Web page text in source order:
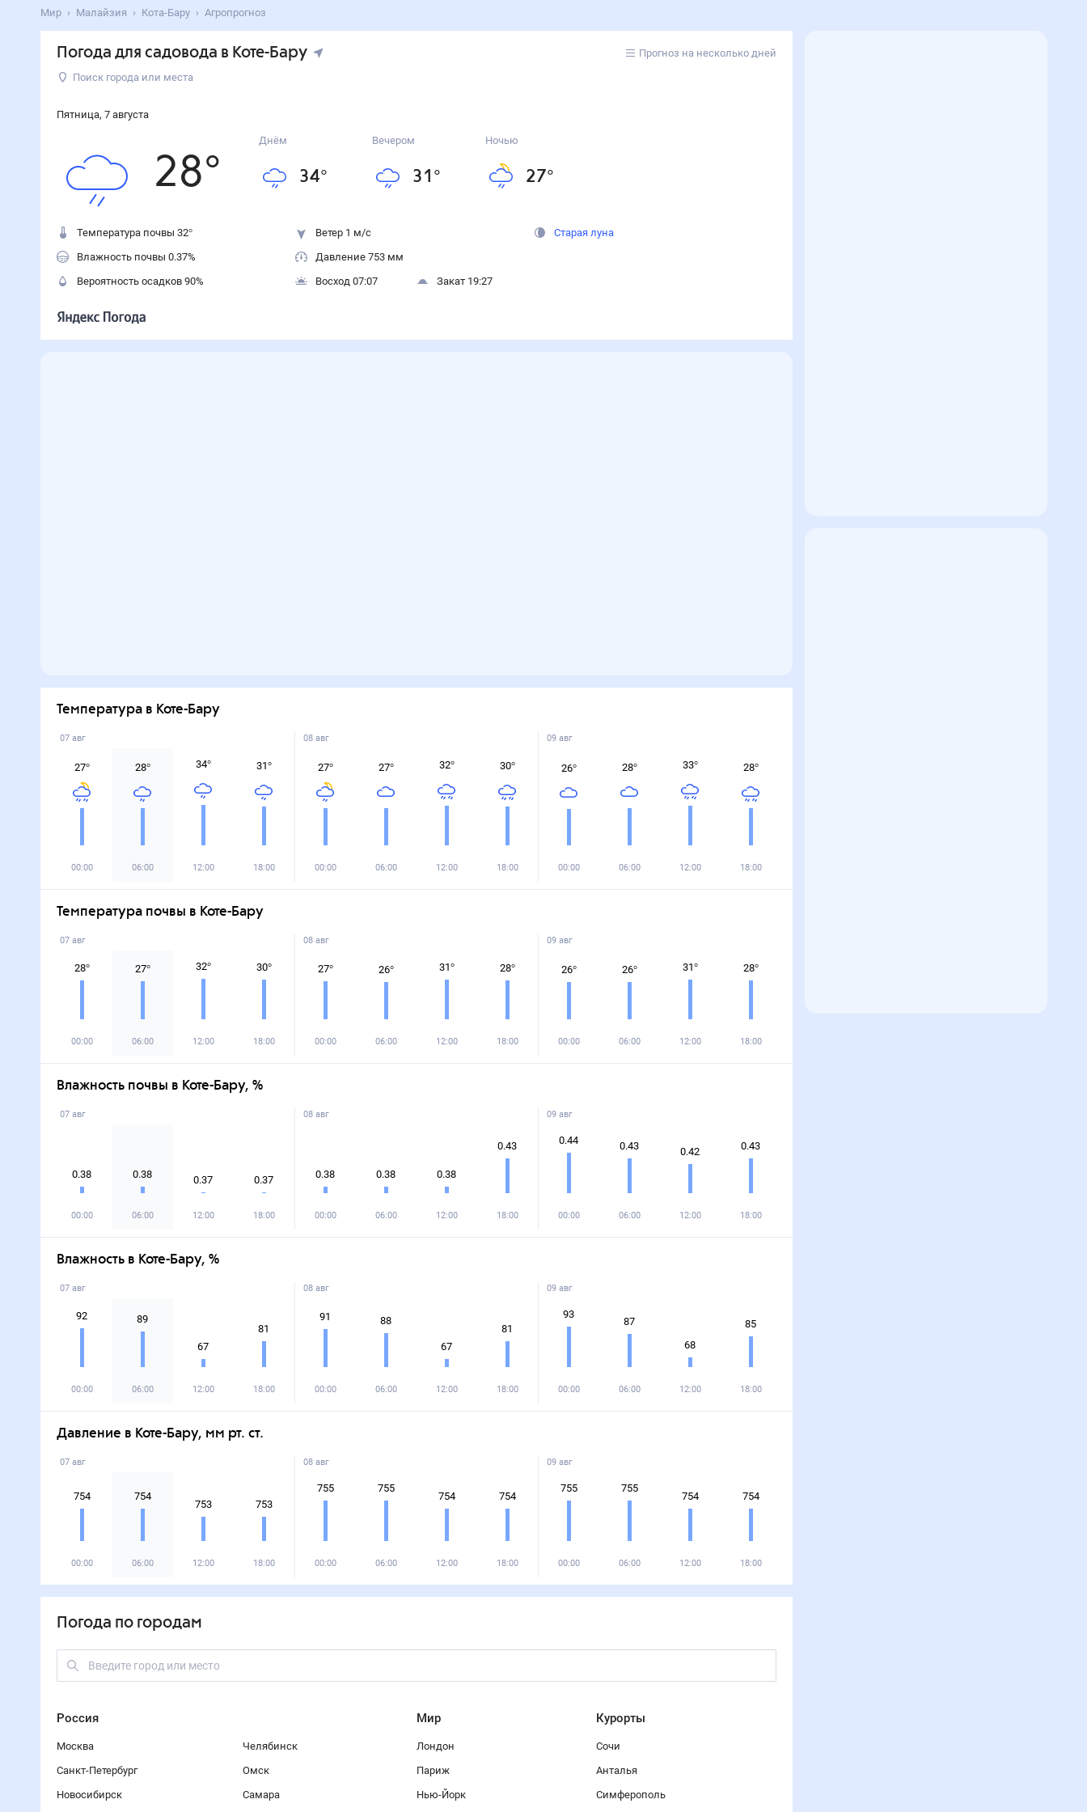
Мир Малайзия Кота-Бару Агропрогноз
Погода для садовода в Коте-Бару
Прогноз на несколько дней
Поиск города или места
Пятница, 7 августа
28°
Днём
34°
Вечером
31 °
Ночью
27°
Температура почвы 32°
Влажность почвы 0.37%
Вероятность осадков 90%
Ветер 1 м/с
Давление 753 мм
Восход 07:07
Закат 19:27
Старая луна
Температура в Коте-Бару
07 авг
27°
00:00
28°
06:00
34°
12:00
31°
18:00
08 авг
27°
00:00
27°
06:00
32°
12:00
30°
18:00
09 авг
26°
00:00
28°
06:00
33°
12:00
28°
18:00
Температура почвы в Коте-Бару
07 авг
28°
00:00
27°
06:00
32°
12:00
30°
18:00
08 авг
27°
00:00
26°
06:00
31°
12:00
28°
18:00
09 авг
26°
00:00
26°
06:00
31°
12:00
28°
18:00
Влажность почвы в Коте-Бару, %
07 авг
0.38
00:00
0.38
06:00
0.37
12:00
0.37
18:00
08 авг
0.38
00:00
0.38
06:00
0.38
12:00
0.43
18:00
09 авг
0.44
00:00
0.43
06:00
0.42
12:00
0.43
18:00
Влажность в Коте-Бару, %
07 авг
92
00:00
89
06:00
67
12:00
81
18:00
08 авг
91
00:00
88
06:00
67
12:00
81
18:00
09 авг
93
00:00
87
06:00
68
12:00
85
18:00
Давление в Коте-Бару, мм рт. ст.
07 авг
754
00:00
754
06:00
753
12:00
753
18:00
08 авг
755
00:00
755
06:00
754
12:00
754
18:00
09 авг
755
00:00
755
06:00
754
12:00
754
18:00
Погода по городам
Россия
Москва
Санкт-Петербург
Новосибирск
Челябинск
Омск
Самара
Мир
Лондон
Париж
Нью-Йорк
Курорты
Сочи
Анталья
Симферополь